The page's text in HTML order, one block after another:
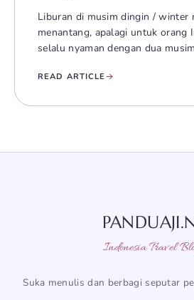
Liburan di musim dingin / winter
menantang, apalagi untuk orang
selalu nyaman dengan dua
READ ARTICLE
Indonesia Travel
Suka menulis dan berbagi seputar